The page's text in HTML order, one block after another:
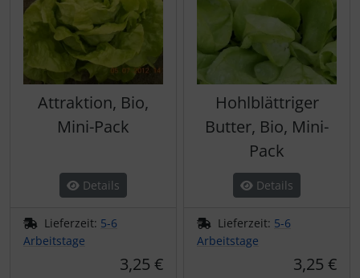
Attraktion, Bio,
Mini-Pack
Details
Lieferzeit: 5-6
Arbeitstage
3,25 €
Hohlblättriger
Butter, Bio, Mini-
Pack
Details
Lieferzeit: 5-6
Arbeitstage
3,25 €